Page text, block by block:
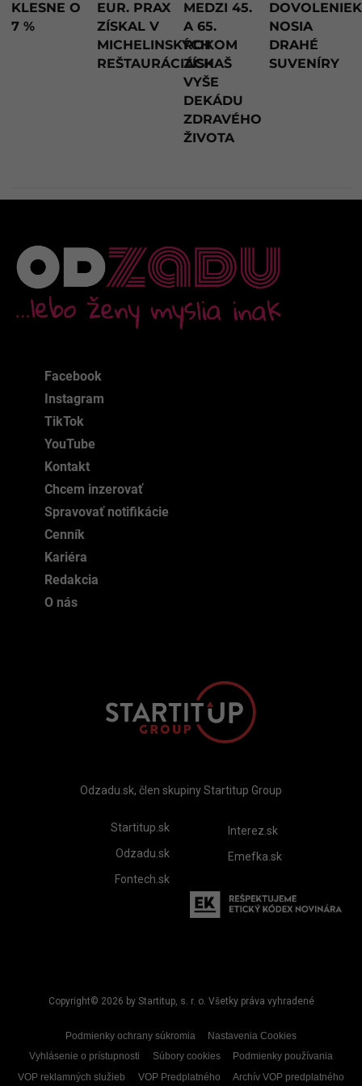
KLESNE O
7 %
EUR. PRAX
ZÍSKAL V
MICHELINSKÝCH
REŠTAURÁCIÁCH
MEDZI 45.
A 65.
ROKOM
ZÍSKAŠ
VYŠE
DEKÁDU
ZDRAVÉHO
ŽIVOTA
DOVOLENIEK
NOSIA
DRAHÉ
SUVENÍRY
Facebook
Instagram
TikTok
YouTube
Kontakt
Chcem inzerovať
Spravovať notifikácie
Cenník
Kariéra
Redakcia
O nás
Odzadu.sk, člen skupiny Startitup Group
Startitup.sk
Odzadu.sk
Fontech.sk
Interez.sk
Emefka.sk
Copyright© 2026 by Startitup, s. r. o. Všetky práva vyhradené
Podmienky ochrany súkromia
Nastavenia Cookies
Vyhlásenie o prístupnosti
Súbory cookies
Podmienky používania
VOP reklamných služieb
VOP Predplatného Archív VOP predplatného